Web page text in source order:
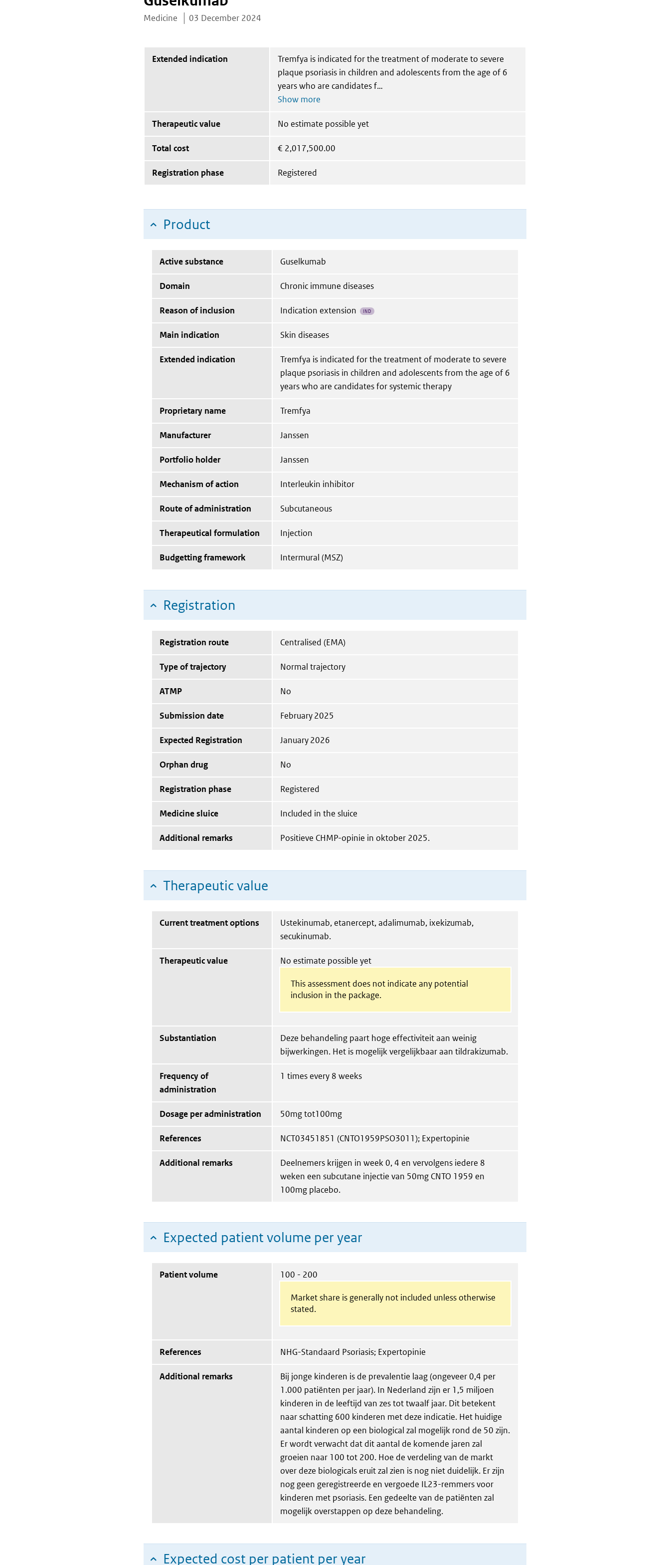
Medicine 03 December 2024
Extended indication
Tremfya is indicated for the treatment of moderate to severe
plaque psoriasis in children and adolescents from the age of 6
years who are candidates f
Therapeutic value No estimate possible yet
Total cost € 2,017,500.00
Registration phase Registered
Product
Active substance Guselkumab
Domain Chronic immune diseases
Reason of inclusion Indication extension IND
Main indication Skin diseases
Extended indication
Tremfya is indicated for the treatment of moderate to severe
plaque psoriasis in children and adolescents from the age of 6
years who are candidates for systemic therapy
Proprietary name Tremfya
Manufacturer Janssen
Portfolio holder Janssen
Mechanism of action Interleukin inhibitor
Route of administration Subcutaneous
Therapeutical formulation Injection
Budgetting framework Intermural (MSZ)
Registration
Registration route Centralised (EMA)
Type of trajectory Normal trajectory
ATMP No
Submission date February 2025
Expected Registration January 2026
Orphan drug No
Registration phase Registered
Medicine sluice Included in the sluice
Additional remarks Positieve CHMP-opinie in oktober 2025.
Therapeutic value
Current treatment options
Ustekinumab, etanercept, adalimumab, ixekizumab,
secukinumab.
Therapeutic value No estimate possible yet
This assessment does not indicate any potential
inclusion in the package.
Substantiation
Deze behandeling paart hoge effectiviteit aan weinig
bijwerkingen. Het is mogelijk vergelijkbaar aan tildrakizumab.
Frequency of
administration
1 times every 8 weeks
Dosage per administration 50mg tot100mg
References NCT03451851 (CNTO1959PSO3011); Expertopinie
Additional remarks
Deelnemers krijgen in week 0, 4 en vervolgens iedere 8
weken een subcutane injectie van 50mg CNTO 1959 en
100mg placebo.
Expected patient volume per year
Patient volume 100 - 200
Market share is generally not included unless otherwise
stated.
References NHG-Standaard Psoriasis; Expertopinie
Additional remarks
Bij jonge kinderen is de prevalentie laag (ongeveer 0,4 per
1.000 patiënten per jaar). In Nederland zijn er 1,5 miljoen
kinderen in de leeftijd van zes tot twaalf jaar. Dit betekent
naar schatting 600 kinderen met deze indicatie. Het huidige
aantal kinderen op een biological zal mogelijk rond de 50 zijn.
Er wordt verwacht dat dit aantal de komende jaren zal
groeien naar 100 tot 200. Hoe de verdeling van de markt
over deze biologicals eruit zal zien is nog niet duidelijk. Er zijn
nog geen geregistreerde en vergoede IL23-remmers voor
kinderen met psoriasis. Een gedeelte van de patiënten zal
mogelijk overstappen op deze behandeling.
Expected cost per patient per year